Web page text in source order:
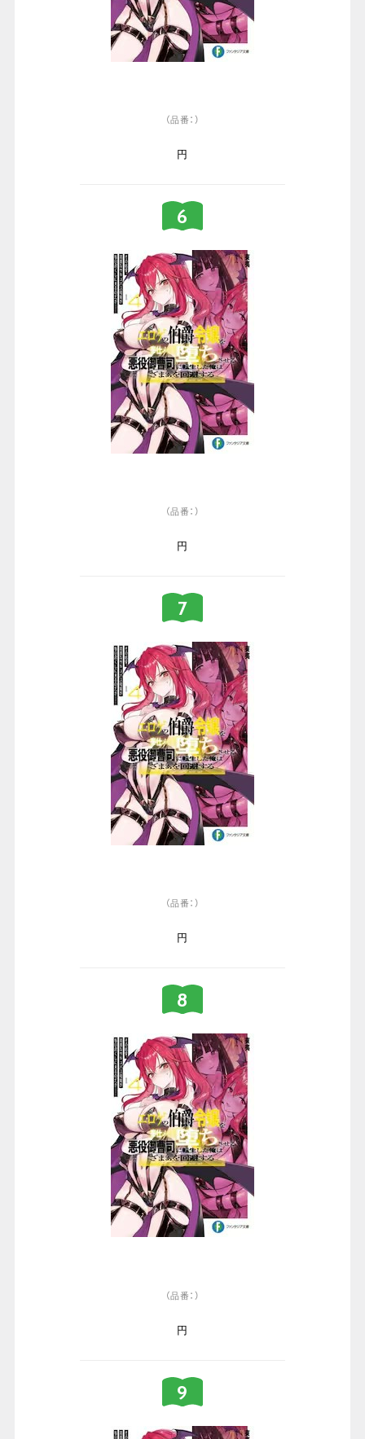
（品番：）
円
（品番：）
円
（品番：）
円
（品番：）
円